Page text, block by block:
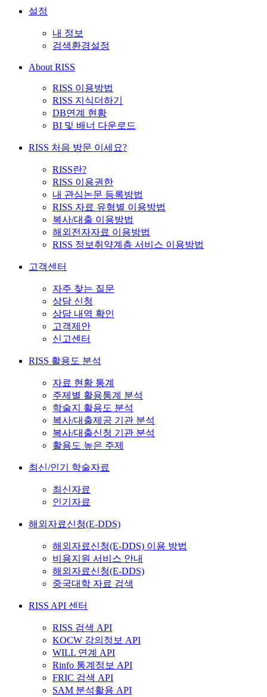
설정
내 정보
검색환경설정
About RISS
RISS 이용방법
RISS 지식더하기
DB연계 현황
BI 및 배너 다운로드
RISS 처음 방문 이세요?
RISS란?
RISS 이용권한
내 관심논문 등록방법
RISS 자료 유형별 이용방법
복사/대출 이용방법
해외전자자료 이용방법
RISS 정보취약계층 서비스 이용방법
고객센터
자주 찾는 질문
상담 신청
상담 내역 확인
고객제안
신고센터
RISS 활용도 분석
자료 현황 통계
주제별 활용통계 분석
학술지 활용도 분석
복사/대출제공 기관 분석
복사/대출신청 기관 분석
활용도 높은 주제
최신/인기 학술자료
최신자료
인기자료
해외자료신청(E-DDS)
해외자료신청(E-DDS) 이용 방법
비용지원 서비스 안내
해외자료신청(E-DDS)
중국대학 자료 검색
RISS API 센터
RISS 검색 API
KOCW 강의정보 API
WILL 연계 API
Rinfo 통계정보 API
FRIC 검색 API
SAM 분석활용 API